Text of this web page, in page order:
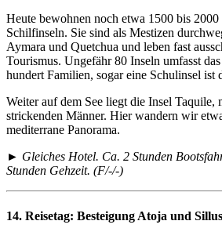
Heute bewohnen noch etwa 1500 bis 2000
Schilfinseln. Sie sind als Mestizen
Aymara und Quetchua und leben fast
Tourismus. Ungefähr 80 Inseln umfasst
hundert Familien, sogar eine Schulinsel ist
Weiter auf dem See liegt die Insel Taquile,
strickenden Männer. Hier wandern wir
mediterrane Panorama.
► Gleiches Hotel. Ca. 2 Stunden
Stunden Gehzeit. (F/-/-)
14. Reisetag: Besteigung Atoja und